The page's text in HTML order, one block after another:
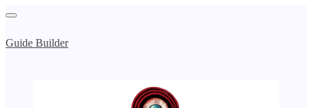
Guide Builder